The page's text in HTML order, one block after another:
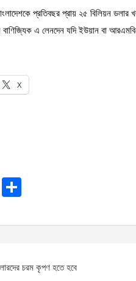
প্রতিবছর প্রায় ২৫ বিলিয়ন ডলার
এ লেনদেন যদি ইউয়ান বা
X
W
ar
চরম কৃপণ হতে হবে